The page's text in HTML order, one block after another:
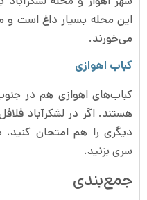
این محله بسیار داغ است و
می‌خورند.
کباب اهوازی
کباب‌های اهوازی هم در
هستند. اگر در لشکرآباد
دیگری را هم امتحان کنید،
سری بزنید.
جمع‌بندی